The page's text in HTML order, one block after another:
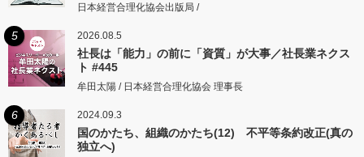
日本経営合理化協会出版局 /
5 2026.08.5
社長は「能力」の前に「資質」が大事／社長業ネクス
ト #445
牟田太陽 / 日本経営合理化協会 理事長
6 2024.09.3
国のかたち、組織のかたち(12) 不平等条約改正(真の
独立へ)